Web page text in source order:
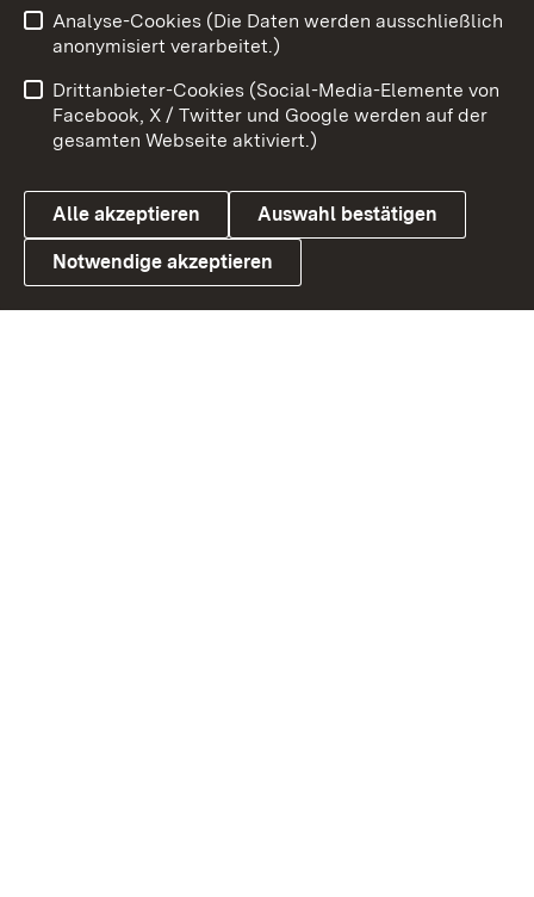
Link zum Landesportal
Impressum
Kontakt
Barrierefreiheit
Datenschutz
Cookies
Analyse-Cookies (Die Daten werden ausschließlich
anonymisiert verarbeitet.)
Drittanbieter-Cookies (Social-Media-Elemente von
Facebook, X / Twitter und Google werden auf der
gesamten Webseite aktiviert.)
Alle akzeptieren Auswahl bestätigen
Notwendige akzeptieren